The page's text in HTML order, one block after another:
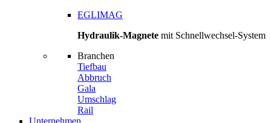
EGLIMAG
Hydraulik-Magnete mit Schnellwechsel-System
Branchen
Tiefbau
Abbruch
Gala
Umschlag
Rail
Unternehmen